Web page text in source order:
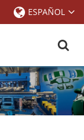
ESPAÑOL